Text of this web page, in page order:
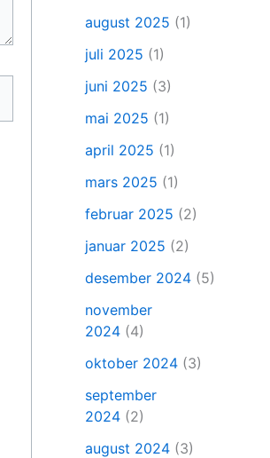
august 2025 (1)
juli 2025 (1)
juni 2025 (3)
mai 2025 (1)
april 2025 (1)
mars 2025 (1)
februar 2025 (2)
januar 2025 (2)
desember 2024 (5)
november
2024 (4)
oktober 2024 (3)
september
2024 (2)
august 2024 (3)